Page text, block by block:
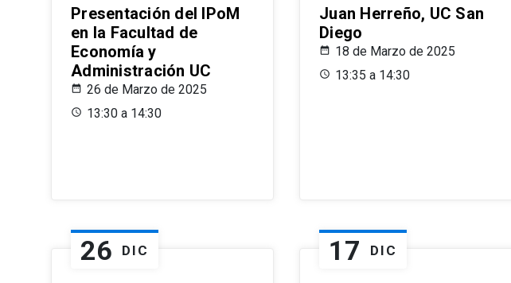
Presentación del IPoM
en la Facultad de
Economía y
Administración UC
26 de Marzo de 2025
13:30 a 14:30
Juan Herreño, UC San
Diego
18 de Marzo de 2025
13:35 a 14:30
26 DIC 17 DIC